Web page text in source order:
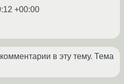
+00:00
в эту тему. Тема